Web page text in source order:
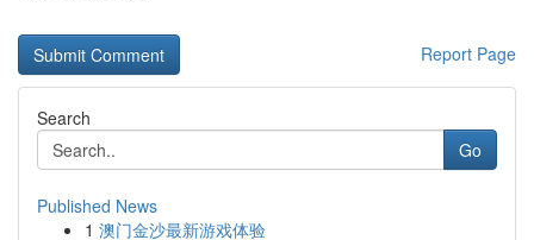
Report Page
Search
Go
Published News
1 澳门金沙最新游戏体验